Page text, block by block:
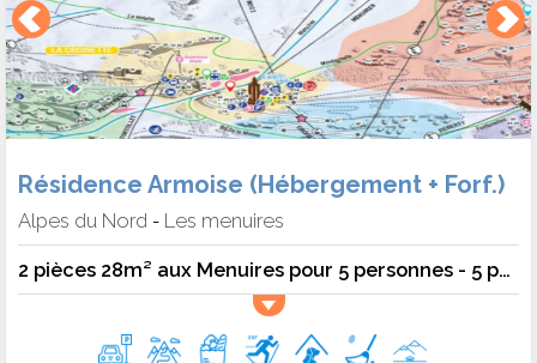
Résidence Armoise (Hébergement + Forf.)
Alpes du Nord - Les menuires
2 pièces 28m² aux Menuires pour 5 personnes - 5 pers. - 28m2 - TV